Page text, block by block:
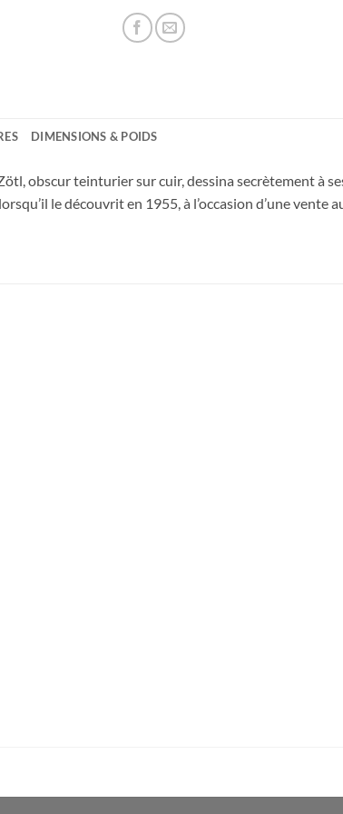
DIMENSIONS & POIDS
obscur teinturier sur cuir, dessina secrètement à
le découvrit en 1955, à l’occasion d’une vente